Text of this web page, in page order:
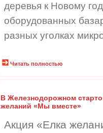
деревья к Новому
оборудованных
разных уголках
Читать полностью
В Железнодорожном
желаний «Мы вместе»
Акция «Елка